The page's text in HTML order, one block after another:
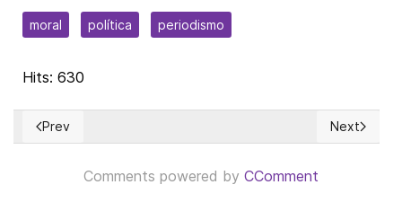
moral política periodismo
Hits: 630
Previous article: Symposium de la Humanidad
Prev Next
Next
Comments powered by CComment